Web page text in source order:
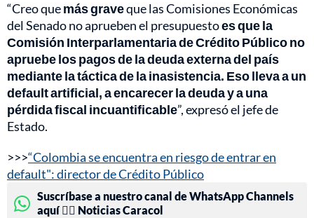
“Creo quemás graveque las Comisiones Económicas
del Senado no aprueben el presupuestoes que la
Comisión Interparlamentaria de Crédito Público no
apruebe los pagos de la deuda externa del país
mediante la táctica de la inasistencia. Eso lleva a un
default artificial, a encarecer la deuda y a una
pérdida fiscal incuantificable”, expresó el jefe de
Estado.
>>>“Colombia se encuentra en riesgo de entrar en
default": director de Crédito Público
Suscríbase a nuestro canal de WhatsApp Channels
aquí 👉🏻 Noticias Caracol